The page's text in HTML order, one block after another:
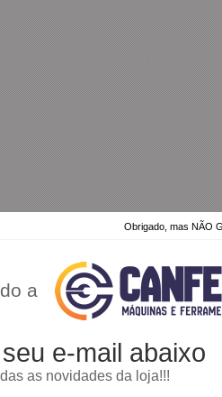
Obrigado, mas NÃO
a
e-mail abaixo
as novidades da loja!!!